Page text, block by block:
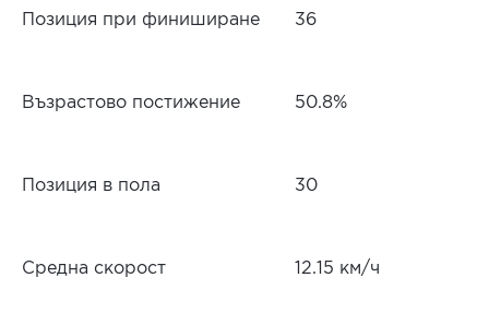
Позиция при финиширане 36
Възрастово постижение 50.8%
Позиция в пола 30
Средна скорост 12.15 км/ч